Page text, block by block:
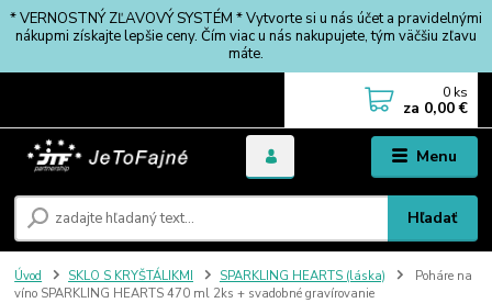
* VERNOSTNÝ ZĽAVOVÝ SYSTÉM * Vytvorte si u nás účet a pravidelnými
nákupmi získajte lepšie ceny. Čím viac u nás nakupujete, tým väčšiu zľavu
máte.
Menu
Hľadať
0 ks
za 0,00 €
Úvod SKLO S KRYŠTÁLIKMI SPARKLING HEARTS (láska)
Poháre na
víno SPARKLING HEARTS 470 ml 2ks + svadobné gravírovanie